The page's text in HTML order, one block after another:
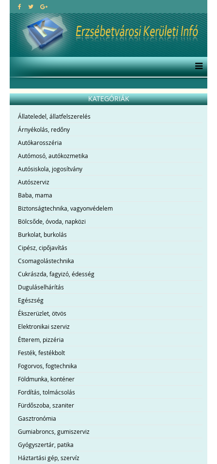
KATEGÓRIÁK
Állateledel, állatfelszerelés
Árnyékolás, redőny
Autókarosszéria
Autómosó, autókozmetika
Autósiskola, jogosítvány
Autószerviz
Baba, mama
Biztonságtechnika, vagyonvédelem
Bölcsőde, óvoda, napközi
Burkolat, burkolás
Cipész, cipőjavítás
Csomagolástechnika
Cukrászda, fagyizó, édesség
Duguláselhárítás
Egészség
Ékszerüzlet, ötvös
Elektronikai szerviz
Étterem, pizzéria
Festék, festékbolt
Fogorvos, fogtechnika
Földmunka, konténer
Fordítás, tolmácsolás
Fürdőszoba, szaniter
Gasztronómia
Gumiabroncs, gumiszerviz
Gyógyszertár, patika
Háztartási gép, szervíz